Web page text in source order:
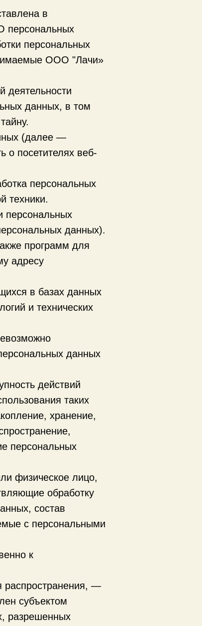
в
персональных
персональных
ООО "Лачи»
деятельности
данных, в том
(далее —
о посетителях веб-
персональных
техники.
персональных
данных).
программ для
адресу
в базах данных
и технических
данных
действий
таких
хранение,
персональных
физическое лицо,
обработку
состав
с персональными
к
распространения, —
субъектом
разрешенных